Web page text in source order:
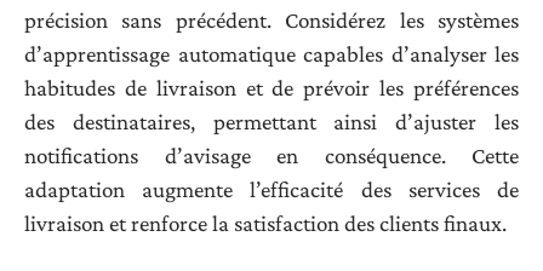
précision sans précédent. Considérez les systèmes
d’apprentissage automatique capables d’analyser les
habitudes de livraison et de prévoir les préférences
des destinataires, permettant ainsi d’ajuster les
notifications d’avisage en conséquence. Cette
adaptation augmente l’efficacité des services de
livraison et renforce la satisfaction des clients finaux.